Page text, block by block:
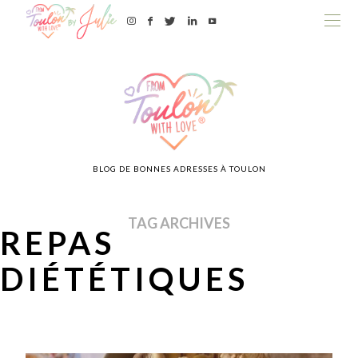
BLOG DE BONNES ADRESSES À TOULON
TAG ARCHIVES
REPAS
DIÉTÉTIQUES